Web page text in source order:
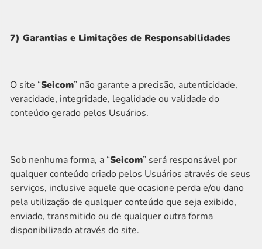
7) Garantias e Limitações de Responsabilidades
O site “Seicom” não garante a precisão, autenticidade,
veracidade, integridade, legalidade ou validade do
conteúdo gerado pelos Usuários.
Sob nenhuma forma, a “Seicom” será responsável por
qualquer conteúdo criado pelos Usuários através de seus
serviços, inclusive aquele que ocasione perda e/ou dano
pela utilização de qualquer conteúdo que seja exibido,
enviado, transmitido ou de qualquer outra forma
disponibilizado através do site.